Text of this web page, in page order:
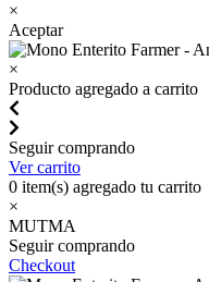
×
Aceptar
×
Producto agregado a carrito
Seguir comprando
Ver carrito
0 item(s) agregado tu carrito
×
MUTMA
Seguir comprando
Checkout